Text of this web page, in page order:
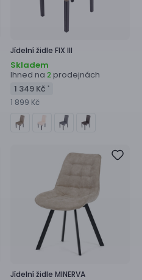
Jídelní židle FIX III
Skladem
Ihned na 2 prodejnách
1 349 Kč *
1 899 Kč
Jídelní židle MINERVA